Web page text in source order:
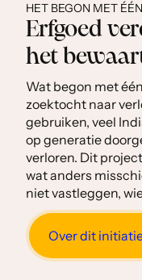
HET BEGON MET
Erfgoed
het
Wat begon met
zoektocht naar
gebruiken, veel
op generatie
verloren. Dit
wat anders
niet vastleggen,
Over dit